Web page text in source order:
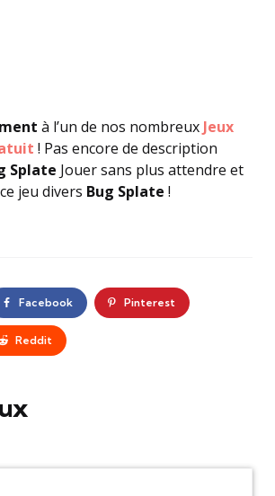
à l’un de nos nombreux Jeux
! Pas encore de description
Splate Jouer sans plus attendre et
jeu divers Bug Splate !
Facebook Pinterest
Reddit